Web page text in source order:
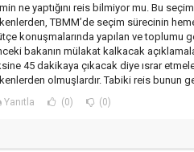
ne yaptığını reis bilmiyor mu. Bu
TBMM’de seçim sürecinin
konuşmalarında yapılan ve toplumu
bakanın mülakat kalkacak
45 dakikaya çıkacak diye ısrar
olmuşlardır. Tabiki reis bunun
Yanıtla (0) (0)